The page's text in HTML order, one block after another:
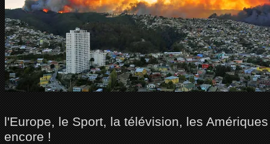
l'Europe, le Sport, la télévision, les
encore !